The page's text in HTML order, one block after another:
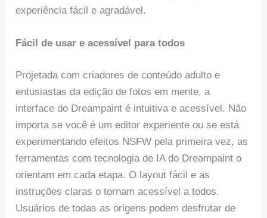
experiência fácil e agradável.
Fácil de usar e acessível para todos
Projetada com criadores de conteúdo adulto e
entusiastas da edição de fotos em mente, a
interface do Dreampaint é intuitiva e acessível. Não
importa se você é um editor experiente ou se está
experimentando efeitos NSFW pela primeira vez, as
ferramentas com tecnologia de IA do Dreampaint o
orientam em cada etapa. O layout fácil e as
instruções claras o tornam acessível a todos.
Usuários de todas as origens podem desfrutar de